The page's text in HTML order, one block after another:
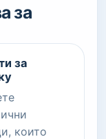
за
за
които